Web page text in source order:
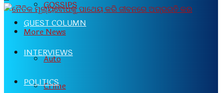
GOSSIPS
More News
Auto
Crime
GUEST COLUMN
INTERVIEWS
POLITICS